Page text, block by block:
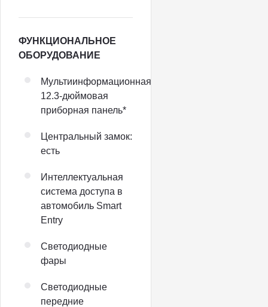
ФУНКЦИОНАЛЬНОЕ
ОБОРУДОВАНИЕ
Мультиинформационная
12.3-дюймовая
приборная панель*
Центральный замок:
есть
Интеллектуальная
система доступа в
автомобиль Smart
Entry
Светодиодные
фары
Светодиодные
передние